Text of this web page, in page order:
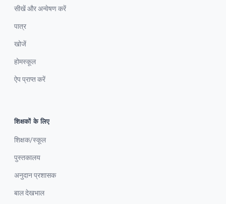
सीखें और अन्वेषण करें
पात्र
खोजें
होमस्कूल
ऐप प्राप्त करें
शिक्षकों के लिए
शिक्षक/स्कूल
पुस्तकालय
अनुदान प्रशासक
बाल देखभाल